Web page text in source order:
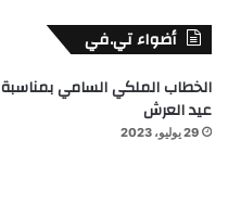
أضواء تي.في
الخطاب الملكي السامي بمناسبة
عيد العرش
29 يوليو، 2023